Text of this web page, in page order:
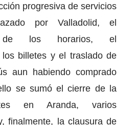
progresiva de servicios
por Valladolid, el
de los horarios, el
los billetes y el traslado de
aun habiendo comprado
se sumó el cierre de la
en Aranda, varios
finalmente, la clausura de